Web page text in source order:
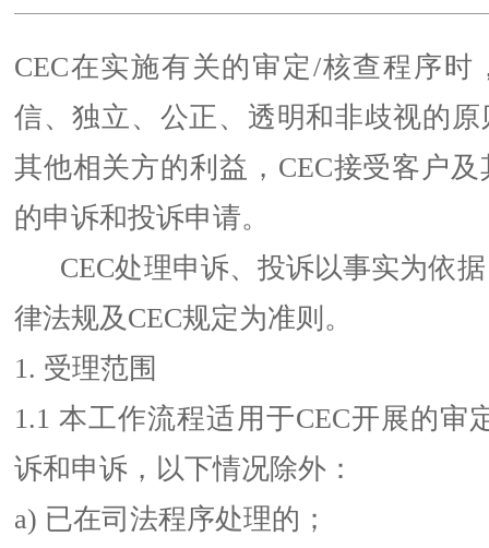
CEC在实施有关的审定/核查程序时
信、独立、公正、透明和非歧视的
其他相关方的利益，CEC接受客户
的申诉和投诉申请。
CEC处理申诉、投诉以事实为依据
律法规及CEC规定为准则。
1. 受理范围
1.1 本工作流程适用于CEC开展的审
诉和申诉，以下情况除外：
a) 已在司法程序处理的；